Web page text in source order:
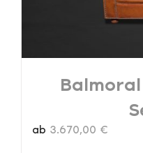
ab 3.670,00 €